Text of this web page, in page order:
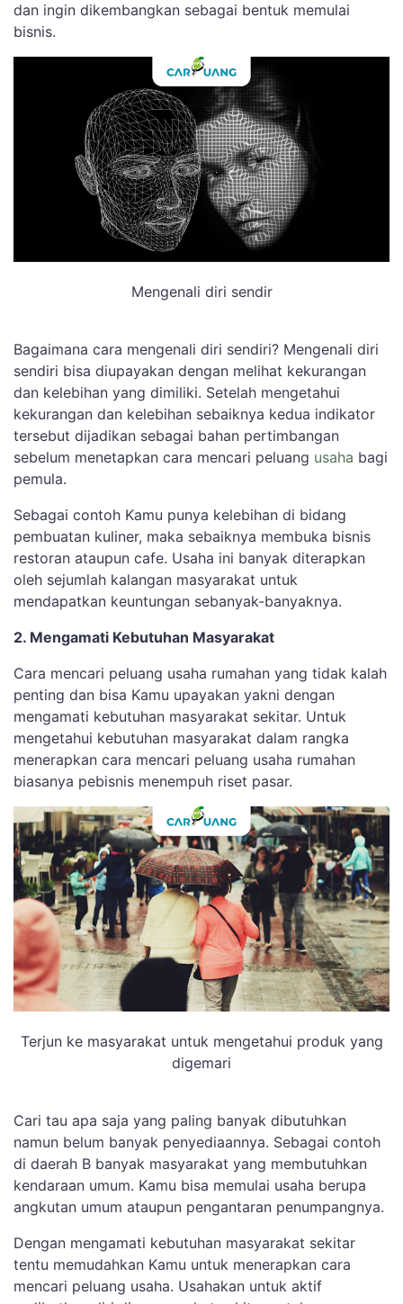
dan ingin dikembangkan sebagai bentuk memulai
bisnis.
Mengenali diri sendir
Bagaimana cara mengenali diri sendiri? Mengenali diri
sendiri bisa diupayakan dengan melihat kekurangan
dan kelebihan yang dimiliki. Setelah mengetahui
kekurangan dan kelebihan sebaiknya kedua indikator
tersebut dijadikan sebagai bahan pertimbangan
sebelum menetapkan cara mencari peluang usaha bagi
pemula.
Sebagai contoh Kamu punya kelebihan di bidang
pembuatan kuliner, maka sebaiknya membuka bisnis
restoran ataupun cafe. Usaha ini banyak diterapkan
oleh sejumlah kalangan masyarakat untuk
mendapatkan keuntungan sebanyak-banyaknya.
2. Mengamati Kebutuhan Masyarakat
Cara mencari peluang usaha rumahan yang tidak kalah
penting dan bisa Kamu upayakan yakni dengan
mengamati kebutuhan masyarakat sekitar. Untuk
mengetahui kebutuhan masyarakat dalam rangka
menerapkan cara mencari peluang usaha rumahan
biasanya pebisnis menempuh riset pasar.
Terjun ke masyarakat untuk mengetahui produk yang
digemari
Cari tau apa saja yang paling banyak dibutuhkan
namun belum banyak penyediaannya. Sebagai contoh
di daerah B banyak masyarakat yang membutuhkan
kendaraan umum. Kamu bisa memulai usaha berupa
angkutan umum ataupun pengantaran penumpangnya.
Dengan mengamati kebutuhan masyarakat sekitar
tentu memudahkan Kamu untuk menerapkan cara
mencari peluang usaha. Usahakan untuk aktif